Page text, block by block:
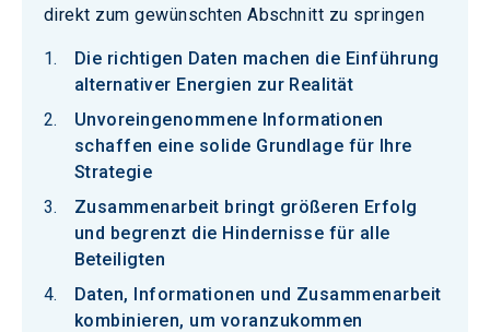
direkt zum gewünschten Abschnitt zu springen
Die richtigen Daten machen die Einführung
alternativer Energien zur Realität
Unvoreingenommene Informationen
schaffen eine solide Grundlage für Ihre
Strategie
Zusammenarbeit bringt größeren Erfolg
und begrenzt die Hindernisse für alle
Beteiligten
Daten, Informationen und Zusammenarbeit
kombinieren, um voranzukommen